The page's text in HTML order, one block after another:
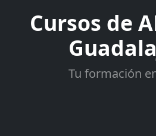
Cursos de
Tu formación